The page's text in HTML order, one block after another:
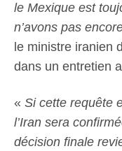
le Mexique est
n’avons pas
le ministre iranien
dans un entretien
« Si cette requête
l’Iran sera
décision finale